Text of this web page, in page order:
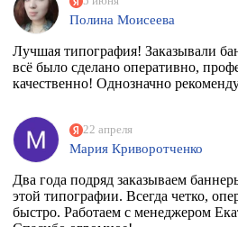
Полина Моисеева
Лучшая типография! Заказывали
всё было сделано оперативно,
качественно! Однозначно
22 апреля
Мария Криворотченко
Два года подряд заказываем
этой типографии. Всегда четко,
быстро. Работаем с менеджером